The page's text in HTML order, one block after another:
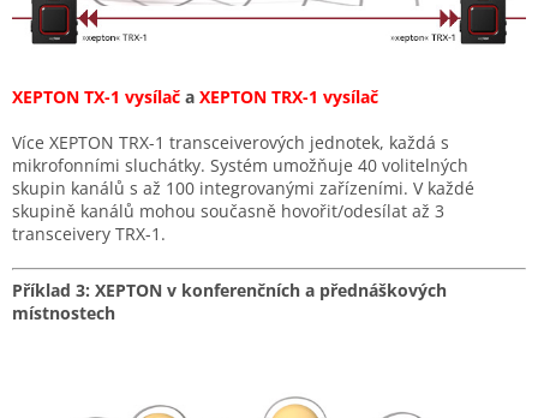
XEPTON TX-1 vysílač a XEPTON TRX-1 vysílač
Více XEPTON TRX-1 transceiverových jednotek, každá s
mikrofonními sluchátky. Systém umožňuje 40 volitelných
skupin kanálů s až 100 integrovanými zařízeními. V každé
skupině kanálů mohou současně hovořit/odesílat až 3
transceivery TRX-1.
Příklad 3: XEPTON v konferenčních a přednáškových
místnostech